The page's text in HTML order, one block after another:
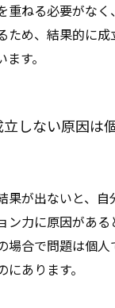
重ねる必要がなく
ため、結果的に成
す。
しない原因は
果が出ないと、自
ン力に原因がある
場合で問題は個人
あります。